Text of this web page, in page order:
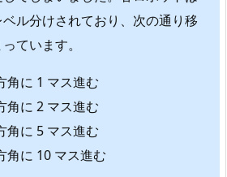
ル分けされており、次の通り移
ています。
角に 1 マス進む
角に 2 マス進む
角に 5 マス進む
角に 10 マス進む